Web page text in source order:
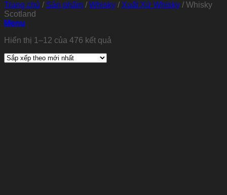
Trang chủ / Sản phẩm / Whisky / Xuất Xứ Whisky / Whisky
Scotland
Menu
Hiển thị 1–12 của 476 kết quả